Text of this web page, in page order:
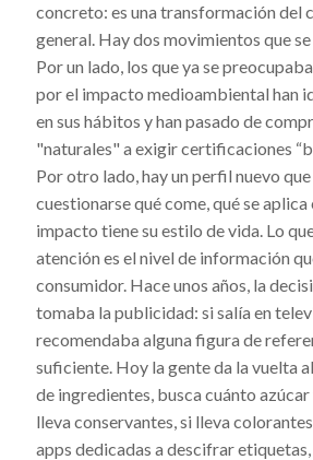
concreto: es una transformación del
general. Hay dos movimientos que
Por un lado, los que ya se
por el impacto medioambiental han
en sus hábitos y han pasado de
"naturales" a exigir certificaciones
Por otro lado, hay un perfil nuevo
cuestionarse qué come, qué se aplica
impacto tiene su estilo de vida. Lo
atención es el nivel de información
consumidor. Hace unos años, la
tomaba la publicidad: si salía en
recomendaba alguna figura de
suficiente. Hoy la gente da la vuelta
de ingredientes, busca cuánto azúcar
lleva conservantes, si lleva
apps dedicadas a descifrar